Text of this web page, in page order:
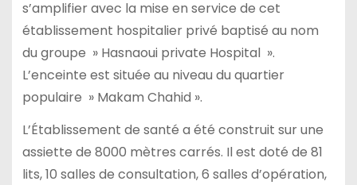
s’amplifier avec la mise en service de cet
établissement hospitalier privé baptisé au nom
du groupe » Hasnaoui private Hospital ».
L’enceinte est située au niveau du quartier
populaire » Makam Chahid ».
L’Établissement de santé a été construit sur une
assiette de 8000 mètres carrés. Il est doté de 81
lits, 10 salles de consultation, 6 salles d’opération,